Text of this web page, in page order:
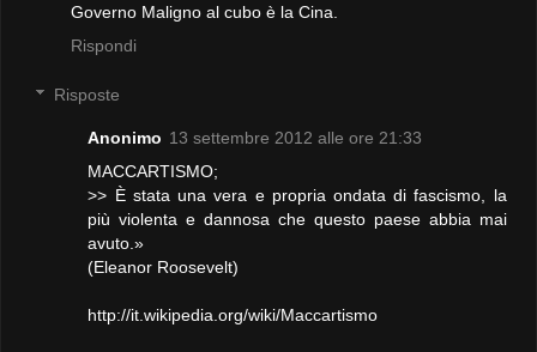
Governo Maligno al cubo è la Cina.
Rispondi
Risposte
Anonimo 13 settembre 2012 alle ore 21:33
MACCARTISMO;
>> È stata una vera e propria ondata di fascismo, la
più violenta e dannosa che questo paese abbia mai
avuto.»
(Eleanor Roosevelt)
http://it.wikipedia.org/wiki/Maccartismo